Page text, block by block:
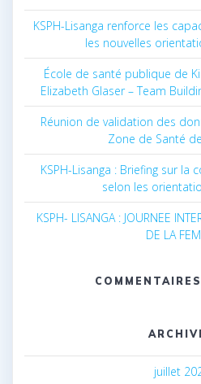
KSPH-Lisanga renforce les
les nouvelles
École de santé publique de
Elizabeth Glaser – Team
Réunion de validation des
Zone de Santé
KSPH-Lisanga : Briefing sur
selon les
KSPH- LISANGA : JOURNEE
DE LA
juillet